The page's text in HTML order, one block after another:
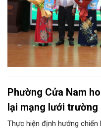
Phường Cửa Nam
lại mạng lưới trường
Thực hiện định hướng